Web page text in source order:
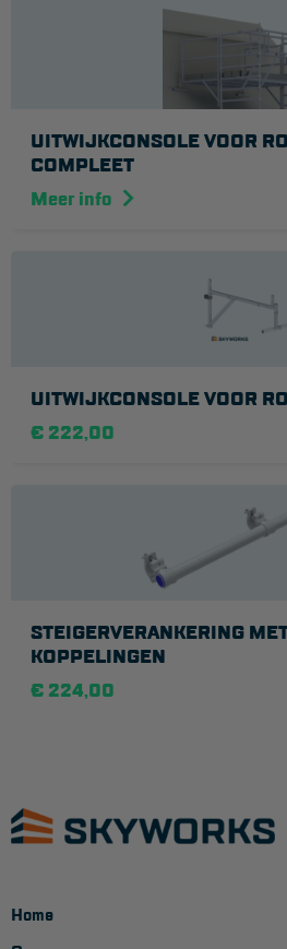
UITWIJKCONSOLE VOOR
COMPLEET
Meer info
UITWIJKCONSOLE VOOR
€ 222,00
STEIGERVERANKERING
KOPPELINGEN
€ 224,00
Home